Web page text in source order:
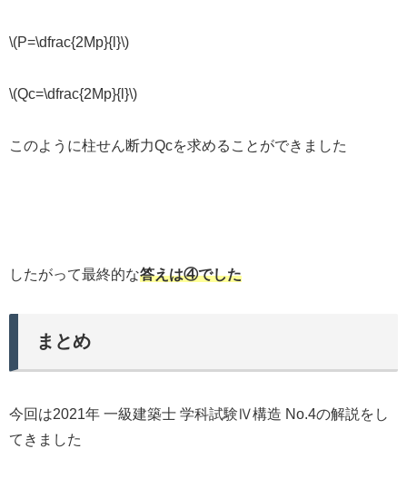
\(P=\dfrac{2Mp}{l}\)
\(Qc=\dfrac{2Mp}{l}\)
このように柱せん断力Qcを求めることができました
したがって最終的な答えは④でした
まとめ
今回は2021年 一級建築士 学科試験Ⅳ構造 No.4の解説をし
てきました